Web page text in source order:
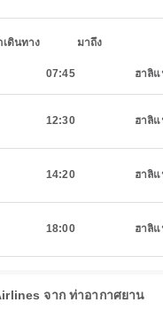
เดินทาง มาถึง
07:45 ฮาลิ
12:30 ฮาลิ
14:20 ฮาลิ
18:00 ฮาลิ
จาก ท่าอากาศยาน